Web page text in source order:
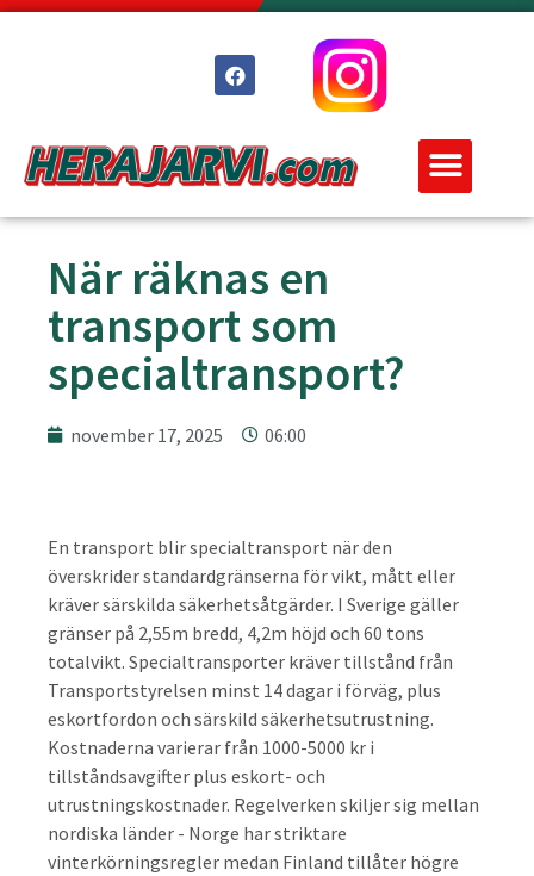
När räknas en
transport som
specialtransport?
november 17, 2025 06:00
En transport blir specialtransport när den
överskrider standardgränserna för vikt, mått eller
kräver särskilda säkerhetsåtgärder. I Sverige gäller
gränser på 2,55m bredd, 4,2m höjd och 60 tons
totalvikt. Specialtransporter kräver tillstånd från
Transportstyrelsen minst 14 dagar i förväg, plus
eskortfordon och särskild säkerhetsutrustning.
Kostnaderna varierar från 1000-5000 kr i
tillståndsavgifter plus eskort- och
utrustningskostnader. Regelverken skiljer sig mellan
nordiska länder - Norge har striktare
vinterkörningsregler medan Finland tillåter högre